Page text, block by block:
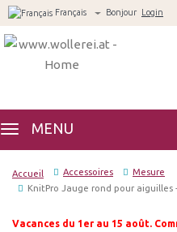
Français Bonjour Login
MENU
Accueil Accessoires
Mesure
KnitPro Jauge rond pour aiguilles
Vacances du 1er au 15 août.